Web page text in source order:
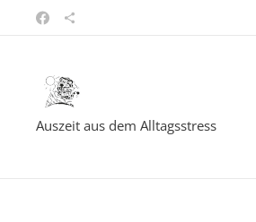
Auszeit aus dem Alltagsstress